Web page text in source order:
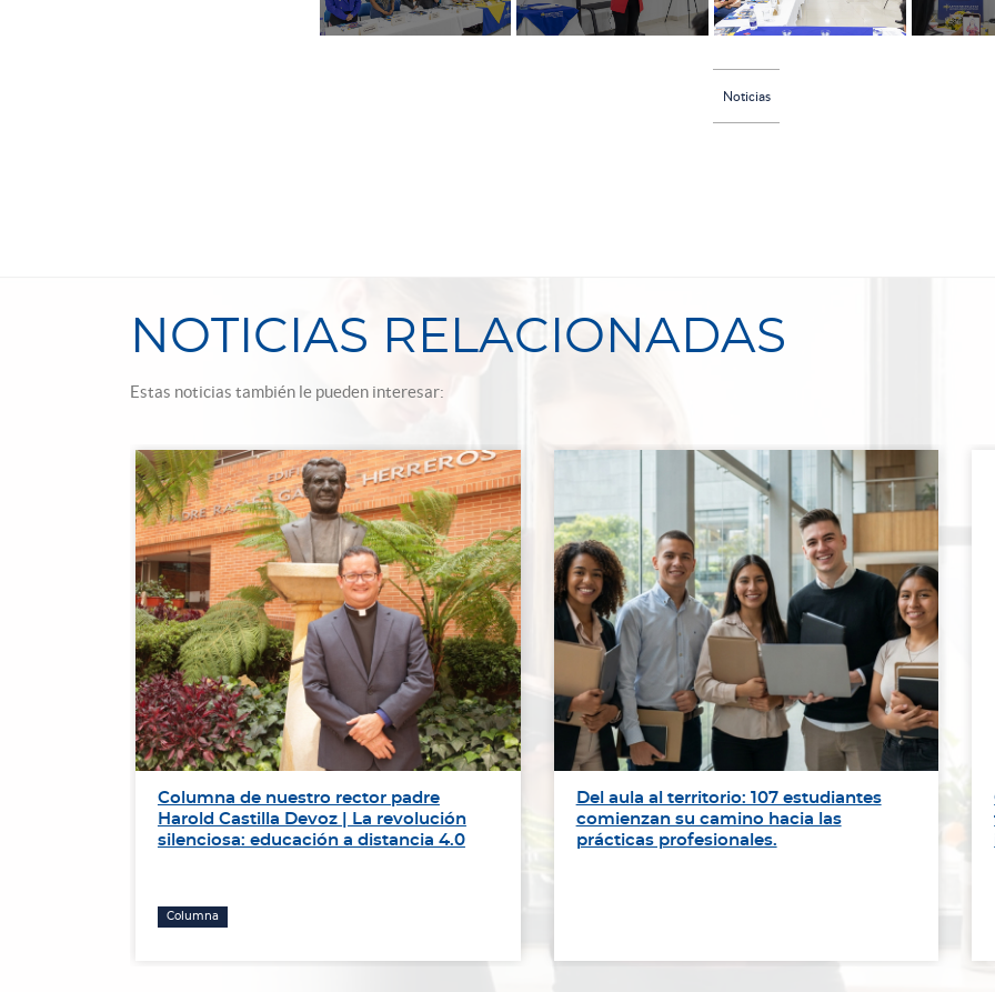
Noticias
NOTICIAS RELACIONADAS
Estas noticias también le pueden interesar:
Columna de nuestro rector padre
Harold Castilla Devoz | La revolución
silenciosa: educación a distancia 4.0
Columna
Del aula al territorio: 107 estudiantes
comienzan su camino hacia las
prácticas profesionales.